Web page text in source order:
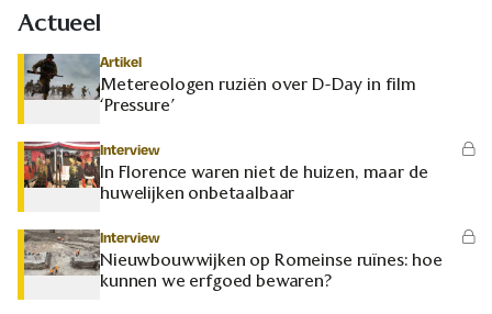
Actueel
Artikel
Metereologen ruziën over D-Day in film
‘Pressure’
Interview
In Florence waren niet de huizen, maar de
huwelijken onbetaalbaar
Interview
Nieuwbouwwijken op Romeinse ruïnes: hoe
kunnen we erfgoed bewaren?